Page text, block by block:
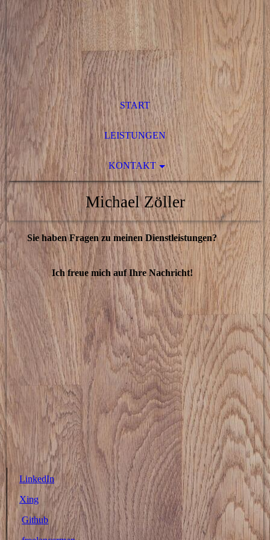
START
LEISTUNGEN
KONTAKT
Michael Zöller
Sie haben Fragen zu meinen Dienstleistungen?
Ich freue mich auf Ihre Nachricht!
LinkedIn
Xing
Github